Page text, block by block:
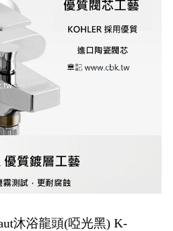
沐浴龍頭(啞光黑) K-